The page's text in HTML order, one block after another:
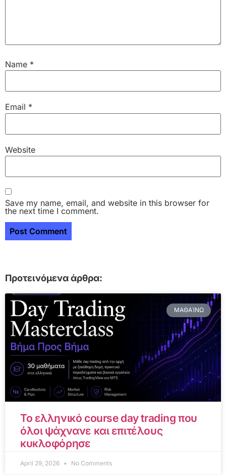
Name *
Email *
Website
Save my name, email, and website in this browser for
the next time I comment.
Προτεινόμενα άρθρα:
ΜΑΘΑΊΝΩ
Το ελληνικό course day trading που
όλοι ψάχνανε και επιτέλους
κυκλοφόρησε
April 29, 2026 No Comments